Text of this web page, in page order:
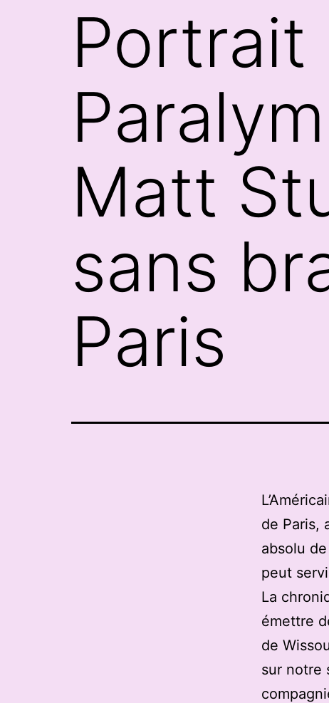
Portrait
Matt
sans
Paris
de Paris,
absolu
peut
La
émettre
de
sur notre